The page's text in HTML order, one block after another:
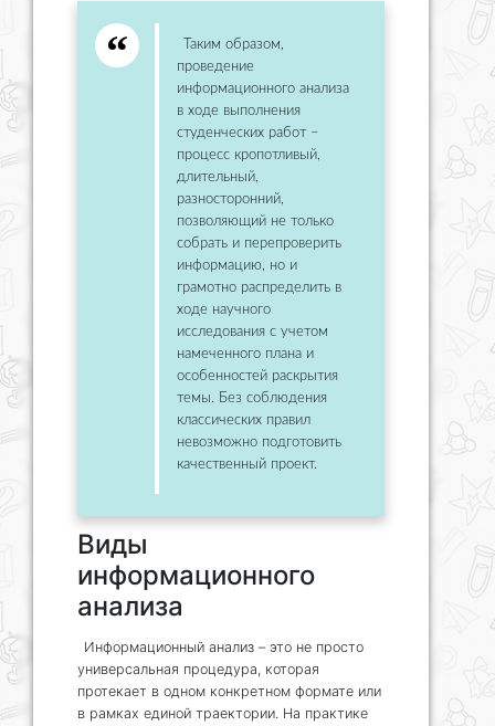
Таким образом,
проведение
информационного анализа
в ходе выполнения
студенческих работ –
процесс кропотливый,
длительный,
разносторонний,
позволяющий не только
собрать и перепроверить
информацию, но и
грамотно распределить в
ходе научного
исследования с учетом
намеченного плана и
особенностей раскрытия
темы. Без соблюдения
классических правил
невозможно подготовить
качественный проект.
Виды
информационного
анализа
Информационный анализ – это не просто
универсальная процедура, которая
протекает в одном конкретном формате или
в рамках единой траектории. На практике